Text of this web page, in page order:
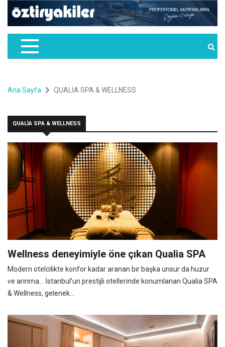
Ana Sayfa QUALİA SPA & WELLNESS
QUALİA SPA & WELLNESS
Wellness deneyimiyle öne çıkan Qualia SPA
Modern otelcilikte konfor kadar aranan bir başka unsur da huzur
ve arınma… İstanbul’un prestijli otellerinde konumlanan Qualia SPA
& Wellness, gelenek...